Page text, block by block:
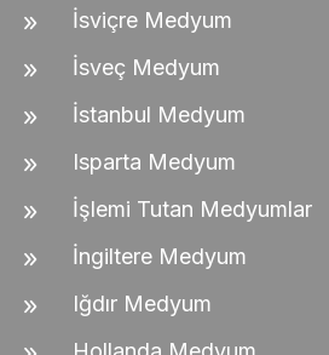
İsviçre Medyum
İsveç Medyum
İstanbul Medyum
Isparta Medyum
İşlemi Tutan Medyumlar
İngiltere Medyum
Iğdır Medyum